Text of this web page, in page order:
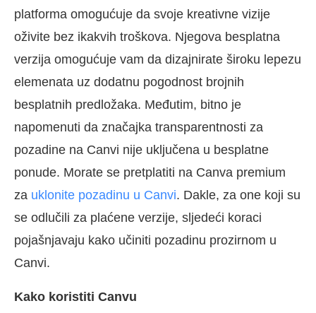
platforma omogućuje da svoje kreativne vizije
oživite bez ikakvih troškova. Njegova besplatna
verzija omogućuje vam da dizajnirate široku lepezu
elemenata uz dodatnu pogodnost brojnih
besplatnih predložaka. Međutim, bitno je
napomenuti da značajka transparentnosti za
pozadine na Canvi nije uključena u besplatne
ponude. Morate se pretplatiti na Canva premium
za uklonite pozadinu u Canvi. Dakle, za one koji su
se odlučili za plaćene verzije, sljedeći koraci
pojašnjavaju kako učiniti pozadinu prozirnom u
Canvi.
Kako koristiti Canvu